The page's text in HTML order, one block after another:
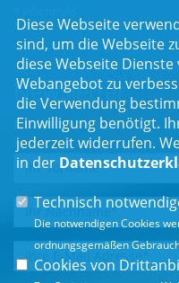
Newsletter
Erhalten Sie Neuigkeiten aus
Diese Webseite
sind, um die Webseite
diese Webseite
Webangebot zu
die Verwendung
Einwilligung benötigt.
jederzeit widerrufen.
in der
Technisch
Die notwendigen Cookies
ordnungsgemäßen
Cookies von